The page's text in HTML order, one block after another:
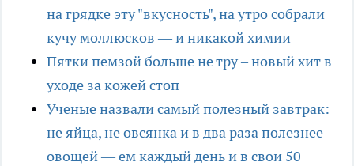
на грядке эту "вкусность", на утро собрали
кучу моллюсков — и никакой химии
Пятки пемзой больше не тру – новый хит в
уходе за кожей стоп
Ученые назвали самый полезный завтрак:
не яйца, не овсянка и в два раза полезнее
овощей — ем каждый день и в свои 50